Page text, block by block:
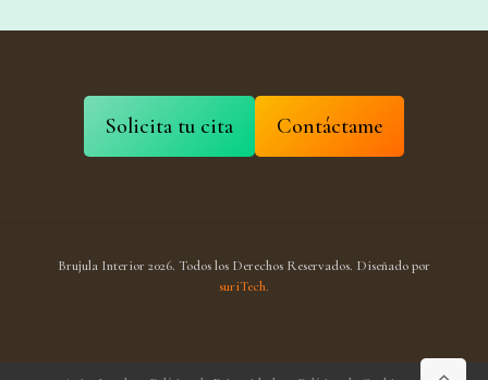
Solicita tu cita Contáctame
Brujula Interior 2026. Todos los Derechos Reservados. Diseñado por
suriTech.